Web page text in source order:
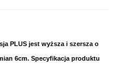
PLUS jest wyższa i szersza o
6cm. Specyfikacja produktu